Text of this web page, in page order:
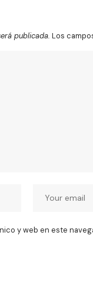
publicada. Los
y web en este